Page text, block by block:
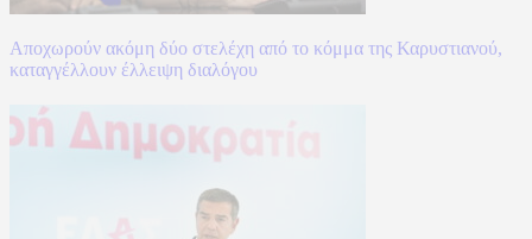
Αποχωρούν ακόμη δύο στελέχη από το κόμμα της Καρυστιανού,
καταγγέλλουν έλλειψη διαλόγου